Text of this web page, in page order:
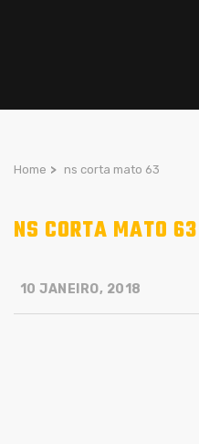
Home > ns corta mato 63
NS CORTA MATO 63
10 JANEIRO, 2018